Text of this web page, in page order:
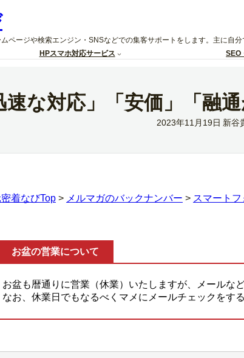
ページや検索エンジン・SNSなどでの集客サポートをします。主に自
HPスマホ対応サービス SEO
速な対応」「安価」「融
2023年11月19日 新谷
着なびTop > メルマガのバックナンバー > スマート
お盆の営業について
お盆も暦通りに営業（休業）いたしますが、メールな
なお、休業日でもなるべくマメにメールチェックをす